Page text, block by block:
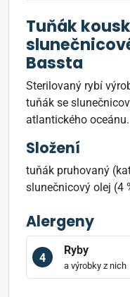
Tuňák
Bassta
Sterilovaný rybí
tuňák se
atlantického oceánu.
Složení
tuňák pruhovaný
slunečnicový olej (4
Alergeny
4
Ryby
a výrobky z nich